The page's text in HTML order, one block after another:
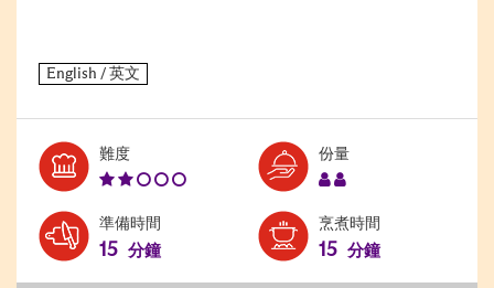
難度Level:
份量Serves:
準備時間
15 分鐘
烹煮時間
15 分鐘